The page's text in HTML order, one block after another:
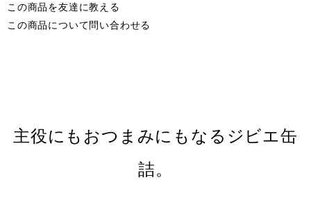
この商品を友達に教える
この商品について問い合わせる
主役にもおつまみにもなるジビエ缶
詰。